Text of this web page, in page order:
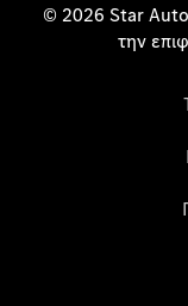
© 2026 Star
την